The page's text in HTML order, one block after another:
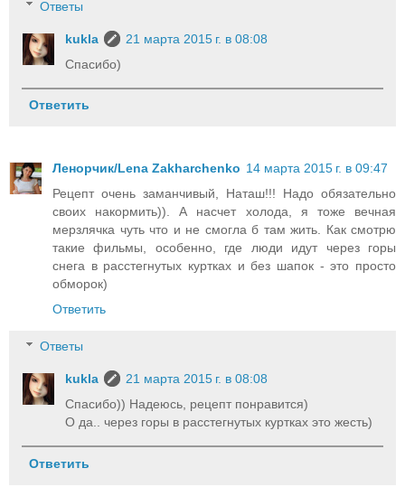
Ответы
kukla
21 марта 2015 г. в 08:08
Спасибо)
Ответить
Ленорчик/Lena Zakharchenko 14 марта 2015 г. в 09:47
Рецепт очень заманчивый, Наташ!!! Надо обязательно
своих накормить)). А насчет холода, я тоже вечная
мерзлячка чуть что и не смогла б там жить. Как смотрю
такие фильмы, особенно, где люди идут через горы
снега в расстегнутых куртках и без шапок - это просто
обморок)
Ответить
Ответы
kukla
21 марта 2015 г. в 08:08
Спасибо)) Надеюсь, рецепт понравится)
О да.. через горы в расстегнутых куртках это жесть)
Ответить